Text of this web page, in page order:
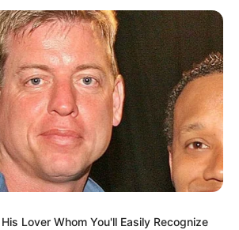
Lover Whom You'll Easily Recognize